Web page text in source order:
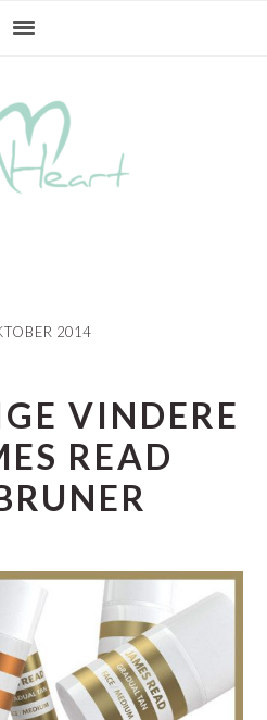
2014
VINDERE
READ